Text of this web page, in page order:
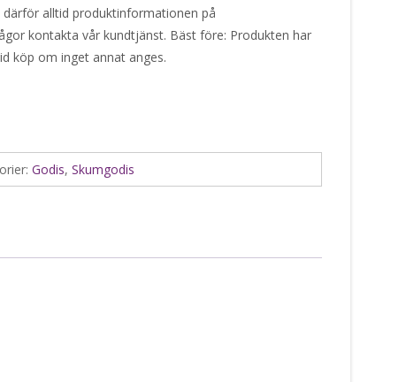
därför alltid produktinformationen på
kontakta vår kundtjänst. Bäst före: Produkten har
köp om inget annat anges.
Godis, Skumgodis